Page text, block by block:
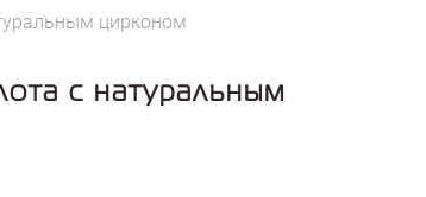
цирконом
с натуральным